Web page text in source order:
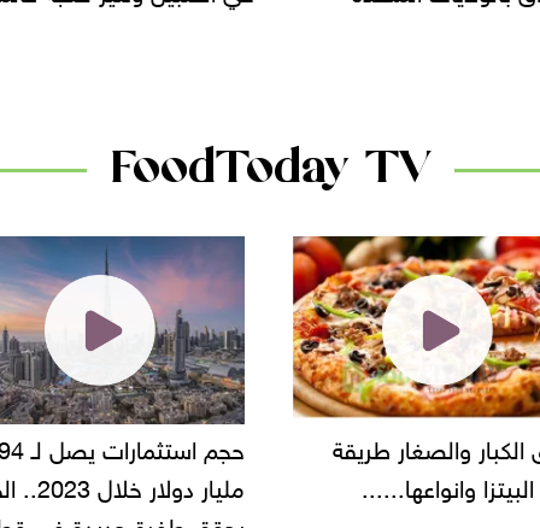
FoodToday TV
حجم استثمارات يصل لـ 94
"أمن القاهرة" يضبط
شركة مطاعم استولى على